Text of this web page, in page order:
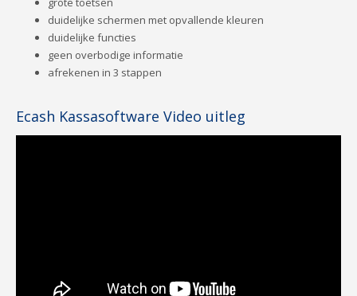
duidelijke schermen met opvallende kleuren
duidelijke functies
geen overbodige informatie
afrekenen in 3 stappen
Ecash Kassasoftware Video uitleg